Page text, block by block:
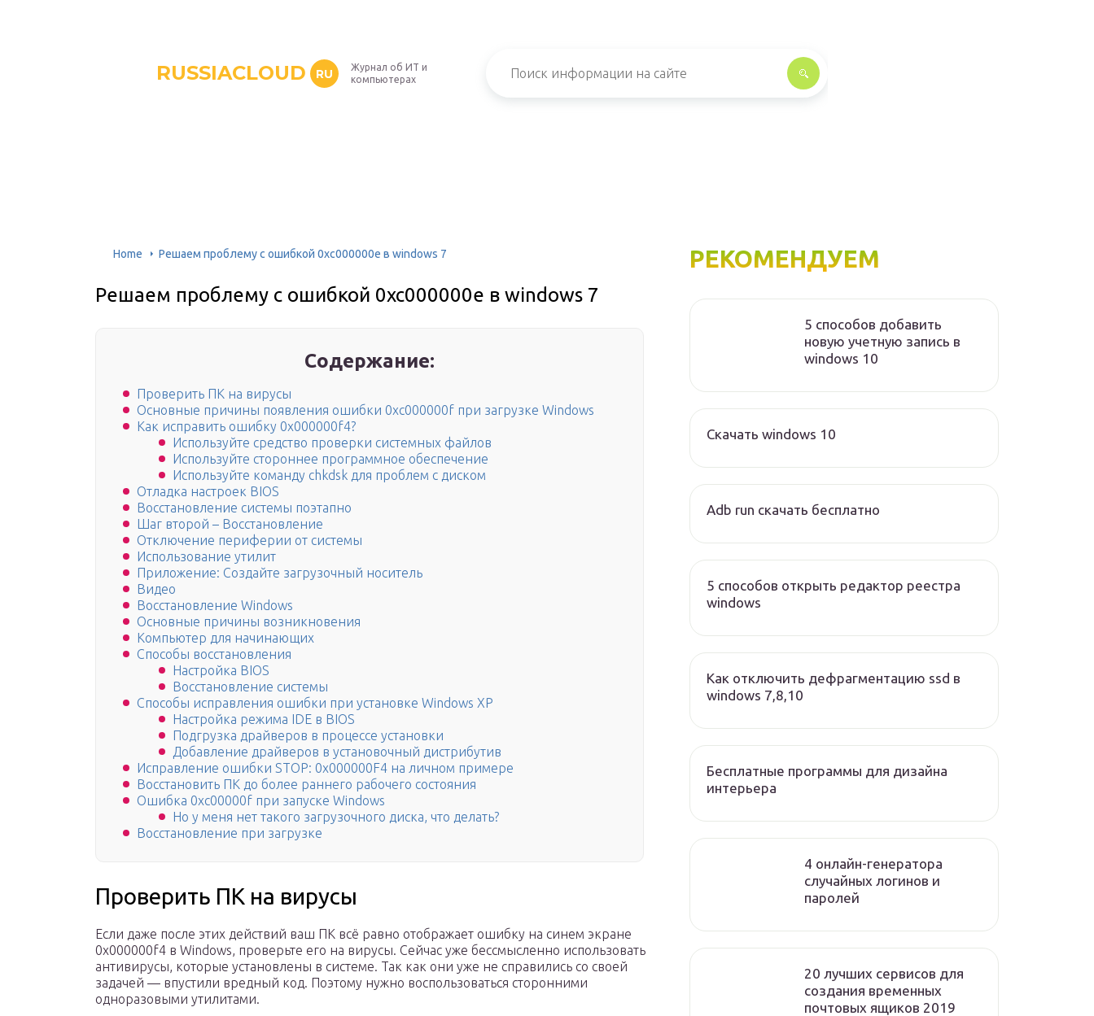
RUSSIACLOUD RU
Журнал об ИТ и
компьютерах
Home Решаем проблему с ошибкой 0xc000000e в windows 7
Решаем проблему с ошибкой 0xc000000e в windows 7
Содержание:
Проверить ПК на вирусы
Основные причины появления ошибки 0xc000000f при загрузке Windows
Как исправить ошибку 0x000000f4?
Используйте средство проверки системных файлов
Используйте стороннее программное обеспечение
Используйте команду chkdsk для проблем с диском
Отладка настроек BIOS
Восстановление системы поэтапно
Шаг второй – Восстановление
Отключение периферии от системы
Использование утилит
Приложение: Создайте загрузочный носитель
Видео
Восстановление Windows
Основные причины возникновения
Компьютер для начинающих
Способы восстановления
Настройка BIOS
Восстановление системы
Способы исправления ошибки при установке Windows XP
Настройка режима IDE в BIOS
Подгрузка драйверов в процессе установки
Добавление драйверов в установочный дистрибутив
Исправление ошибки STOP: 0x000000F4 на личном примере
Восстановить ПК до более раннего рабочего состояния
Ошибка 0xc00000f при запуске Windows
Но у меня нет такого загрузочного диска, что делать?
Восстановление при загрузке
Проверить ПК на вирусы
Если даже после этих действий ваш ПК всё равно отображает ошибку на синем экране
0x000000f4 в Windows, проверьте его на вирусы. Сейчас уже бессмысленно использовать
антивирусы, которые установлены в системе. Так как они уже не справились со своей
задачей — впустили вредный код. Поэтому нужно воспользоваться сторонними
одноразовыми утилитами.
РЕКОМЕНДУЕМ
5 способов добавить
новую учетную запись в
windows 10
Скачать windows 10
Adb run скачать бесплатно
5 способов открыть редактор реестра
windows
Как отключить дефрагментацию ssd в
windows 7,8,10
Бесплатные программы для дизайна
интерьера
4 онлайн-генератора
случайных логинов и
паролей
20 лучших сервисов для
создания временных
почтовых ящиков 2019